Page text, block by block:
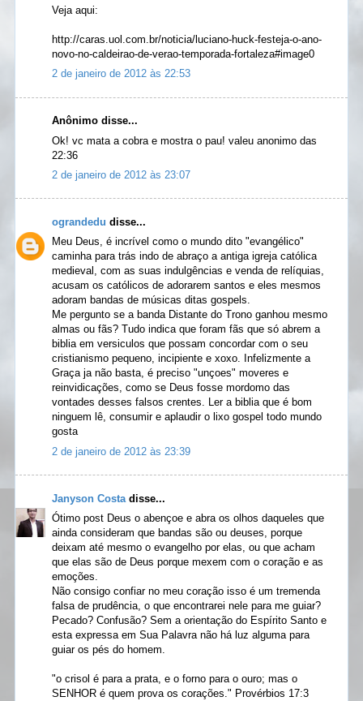
Veja aqui:
http://caras.uol.com.br/noticia/luciano-huck-festeja-o-ano-
novo-no-caldeirao-de-verao-temporada-fortaleza#image0
2 de janeiro de 2012 às 22:53
Anônimo disse...
Ok! vc mata a cobra e mostra o pau! valeu anonimo das
22:36
2 de janeiro de 2012 às 23:07
ograndedu disse...
Meu Deus, é incrível como o mundo dito "evangélico"
caminha para trás indo de abraço a antiga igreja católica
medieval, com as suas indulgências e venda de relíquias,
acusam os católicos de adorarem santos e eles mesmos
adoram bandas de músicas ditas gospels.
Me pergunto se a banda Distante do Trono ganhou mesmo
almas ou fãs? Tudo indica que foram fãs que só abrem a
biblia em versiculos que possam concordar com o seu
cristianismo pequeno, incipiente e xoxo. Infelizmente a
Graça ja não basta, é preciso "unçoes" moveres e
reinvidicações, como se Deus fosse mordomo das
vontades desses falsos crentes. Ler a biblia que é bom
ninguem lê, consumir e aplaudir o lixo gospel todo mundo
gosta
2 de janeiro de 2012 às 23:39
Janyson Costa disse...
Ótimo post Deus o abençoe e abra os olhos daqueles que
ainda consideram que bandas são ou deuses, porque
deixam até mesmo o evangelho por elas, ou que acham
que elas são de Deus porque mexem com o coração e as
emoções.
Não consigo confiar no meu coração isso é um tremenda
falsa de prudência, o que encontrarei nele para me guiar?
Pecado? Confusão? Sem a orientação do Espírito Santo e
esta expressa em Sua Palavra não há luz alguma para
guiar os pés do homem.
"o crisol é para a prata, e o forno para o ouro; mas o
SENHOR é quem prova os corações." Provérbios 17:3